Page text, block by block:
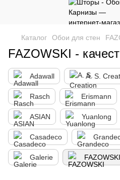
Каталог Обои для стен
FAZOWSKI -
Adawall A. S.
Rasch Erismann
ASIAN Yuanlong
Casadeco
Galerie FAZOWSKI